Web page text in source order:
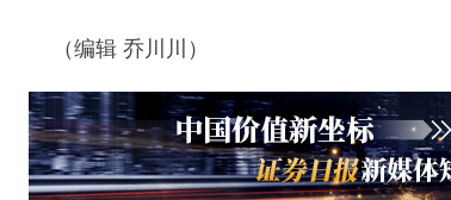
（编辑 乔川川）